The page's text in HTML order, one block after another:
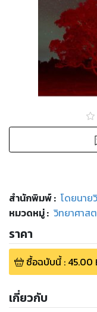
สำนักพิมพ์: โดยนา
หมวดหมู่: วิทยาศาส
ราคา
ซื้อฉบับนี้: 45.00
เกี่ยวกับ